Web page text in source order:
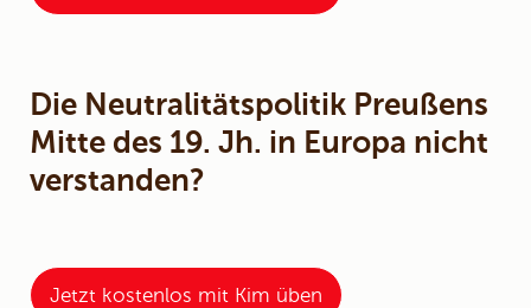
Die Neutralitätspolitik Preußens
Mitte des 19. Jh. in Europa nicht
verstanden?
Jetzt kostenlos mit Kim üben